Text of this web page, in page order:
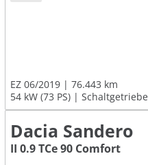
EZ 06/2019
76.443 km
54 kW (73 PS)
Schaltgetriebe
Dacia Sandero
II 0.9 TCe 90 Comfort